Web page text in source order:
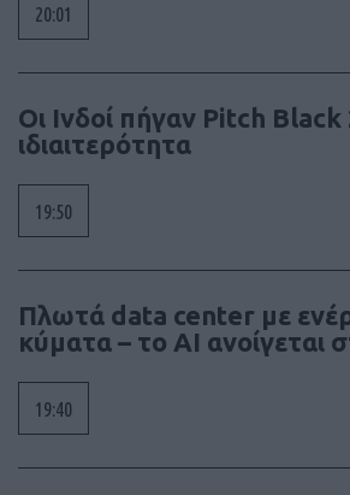
20:01
Οι Ινδοί πήγαν Pitch Black
ιδιαιτερότητα
19:50
Πλωτά data center με
κύματα – το AI ανοίγεται
19:40